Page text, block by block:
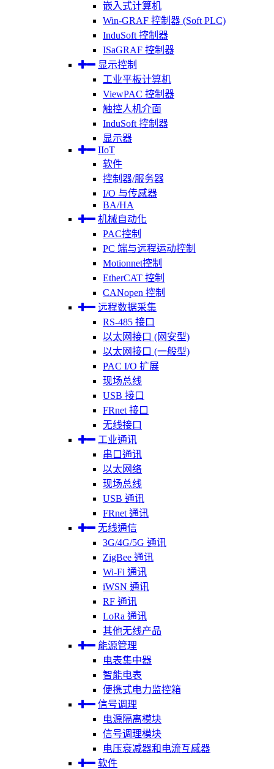
嵌入式计算机
Win-GRAF 控制器 (Soft PLC)
InduSoft 控制器
ISaGRAF 控制器
显示控制
工业平板计算机
ViewPAC 控制器
触控人机介面
InduSoft 控制器
显示器
IIoT
软件
控制器/服务器
I/O 与传感器
BA/HA
机械自动化
PAC控制
PC 端与远程运动控制
Motionnet控制
EtherCAT 控制
CANopen 控制
远程数据采集
RS-485 接口
以太网接口 (网安型)
以太网接口 (一般型)
PAC I/O 扩展
现场总线
USB 接口
FRnet 接口
无线接口
工业通讯
串口通讯
以太网络
现场总线
USB 通讯
FRnet 通讯
无线通信
3G/4G/5G 通讯
ZigBee 通讯
Wi-Fi 通讯
iWSN 通讯
RF 通讯
LoRa 通讯
其他无线产品
能源管理
电表集中器
智能电表
便携式电力监控箱
信号调理
电源隔离模块
信号调理模块
电压衰减器和电流互感器
软件